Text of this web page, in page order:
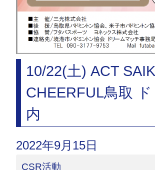
10/22(土) ACT
CHEERFUL鳥取
内
2022年9月15日
CSR活動